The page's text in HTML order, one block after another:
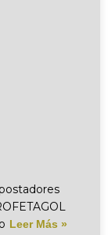
Leer Más »